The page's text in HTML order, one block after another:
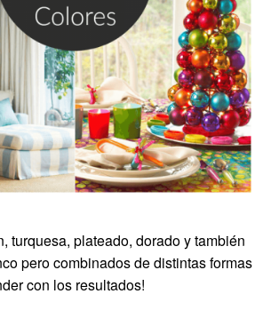
turquesa, plateado, dorado y también
pero combinados de distintas formas
con los resultados!